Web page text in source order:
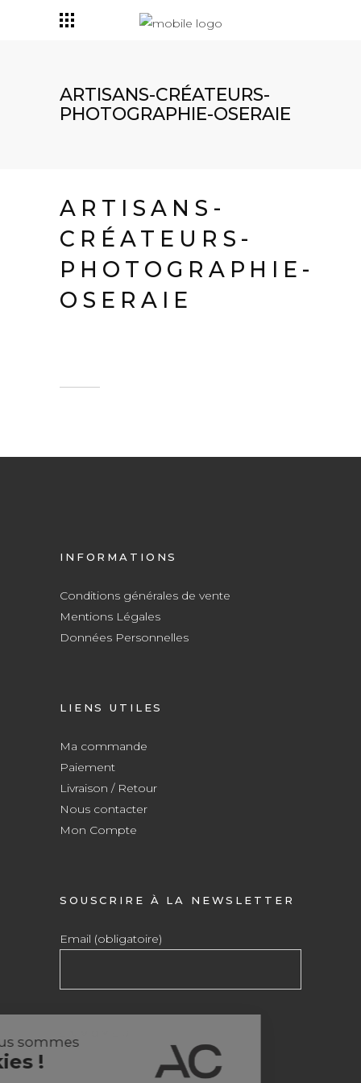
ARTISANS-CRÉATEURS-
PHOTOGRAPHIE-OSERAIE
ARTISANS-
CRÉATEURS-
PHOTOGRAPHIE-
OSERAIE
INFORMATIONS
Conditions générales de vente
Mentions Légales
Données Personnelles
LIENS UTILES
Ma commande
Paiement
Livraison / Retour
Nous contacter
Mon Compte
SOUSCRIRE À LA NEWSLETTER
Email (obligatoire)